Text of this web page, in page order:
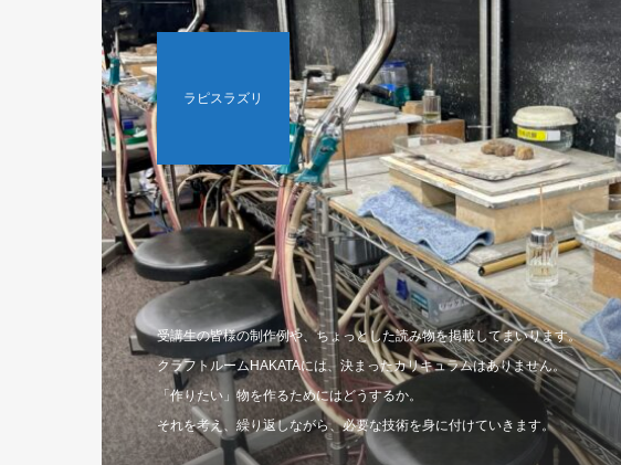
ラピスラズリ
受講生の皆様の制作例や、ちょっとした読み物を掲載してまいります。
クラフトルームHAKATAには、決まったカリキュラムはありません。
「作りたい」物を作るためにはどうするか。
それを考え、繰り返しながら、必要な技術を身に付けていきます。